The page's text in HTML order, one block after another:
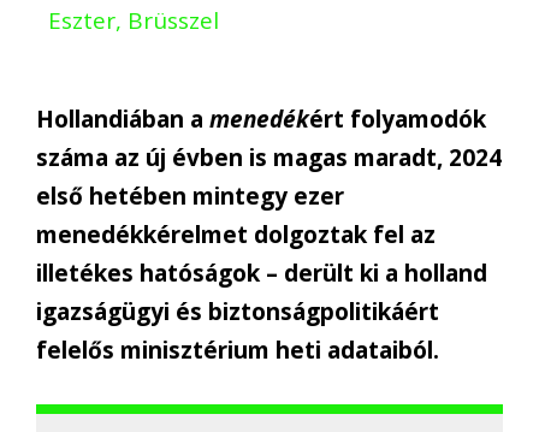
Eszter, Brüsszel
Hollandiában a menedékért folyamodók
száma az új évben is magas maradt, 2024
első hetében mintegy ezer
menedékkérelmet dolgoztak fel az
illetékes hatóságok – derült ki a holland
igazságügyi és biztonságpolitikáért
felelős minisztérium heti adataiból.